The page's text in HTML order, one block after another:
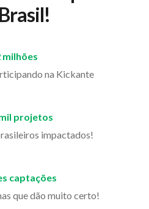
milhões
na Kickante
projetos
impactados!
captações
que dão muito certo!